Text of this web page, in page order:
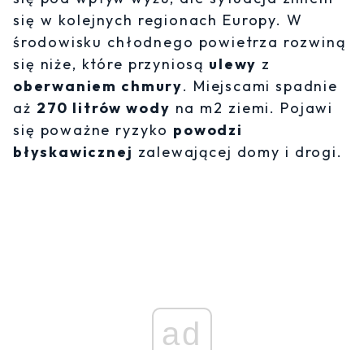
się w kolejnych regionach Europy. W
środowisku chłodnego powietrza rozwiną
się niże, które przyniosą ulewy z
oberwaniem chmury. Miejscami spadnie
aż 270 litrów wody na m2 ziemi. Pojawi
się poważne ryzyko powodzi
błyskawicznej zalewającej domy i drogi.
ad